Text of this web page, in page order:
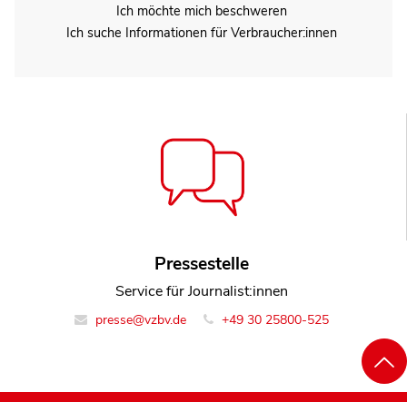
Ich möchte mich beschweren
Ich suche Informationen für Verbraucher:innen
Pressestelle
Service für Journalist:innen
presse@vzbv.de +49 30 25800-525